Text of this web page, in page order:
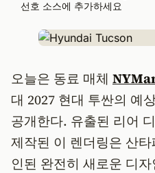
선호 소스에 추가하세요
오늘은 동료 매체
대 2027 현대 투싼의 예
공개한다. 유출된 리어
제작된 이 렌더링은 산
인된 완전히 새로운 디